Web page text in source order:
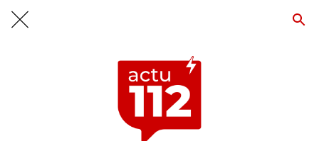
Recommandé (uniquement pour notre rédaction)